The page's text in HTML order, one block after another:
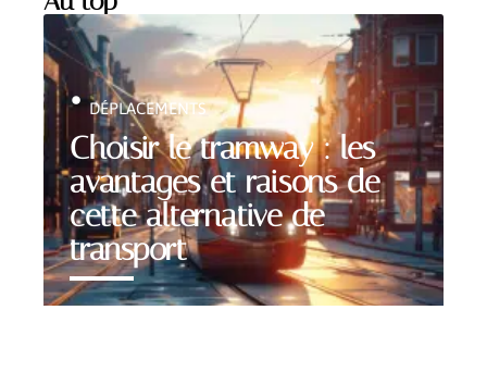
Choisir le tramway : les
avantages et raisons de
cette alternative de
transport
DÉPLACEMENTS